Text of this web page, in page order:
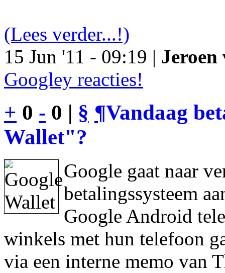
(Lees verder...!)
15 Jun '11 - 09:19 | Jeroen
Googley reacties!
+ 0 - 0 | § ¶Vandaag
Wallet"?
Google gaat naar
betalingssysteem
Google Android
winkels met hun telefoon
via een interne memo van